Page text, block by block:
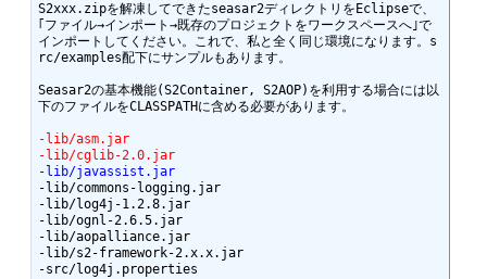
S2xxx.zipを解凍してできたseasar2ディレクトリをEclipseで、
｢ファイル→インポート→既存のプロジェクトをワークスペースへ｣で
インポートしてください。これで、私と全く同じ環境になります。s
rc/examples配下にサンプルもあります。
Seasar2の基本機能(S2Container, S2AOP)を利用する場合には以
下のファイルをCLASSPATHに含める必要があります。
-lib/asm.jar
-lib/cglib-2.0.jar
-lib/javassist.jar
-lib/commons-logging.jar
-lib/log4j-1.2.8.jar
-lib/ognl-2.6.5.jar
-lib/aopalliance.jar
-lib/s2-framework-2.x.x.jar
-src/log4j.properties